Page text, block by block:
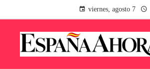
viernes, agosto 7